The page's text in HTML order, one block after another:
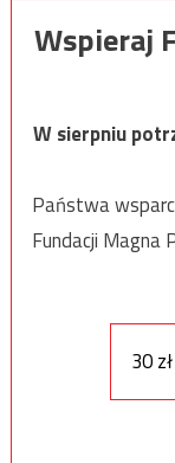
Wspieraj
W sierpniu
Państwa
Fundacji Magna
30 zł